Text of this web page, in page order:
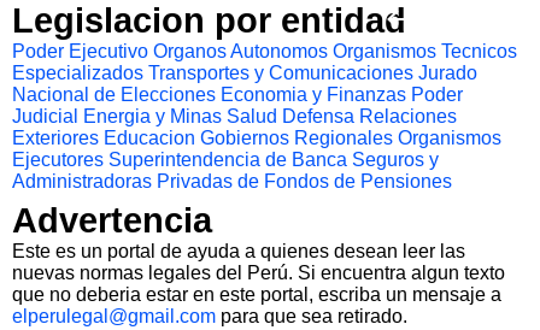
Legislacion por entidad
Poder Ejecutivo Organos Autonomos Organismos Tecnicos
Especializados Transportes y Comunicaciones Jurado
Nacional de Elecciones Economia y Finanzas Poder
Judicial
Energia y Minas Salud Defensa Relaciones
Exteriores Educacion Gobiernos Regionales Organismos
Ejecutores Superintendencia de Banca Seguros y
Administradoras Privadas de Fondos de Pensiones
Advertencia
Este es un portal de ayuda a quienes desean leer las
nuevas normas legales del Perú. Si encuentra algun texto
que no deberia estar en este portal, escriba un mensaje a
elperulegal@gmail.com para que sea retirado.